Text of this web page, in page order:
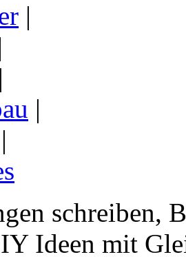
|
|
|
|
|
schreiben,
Ideen mit